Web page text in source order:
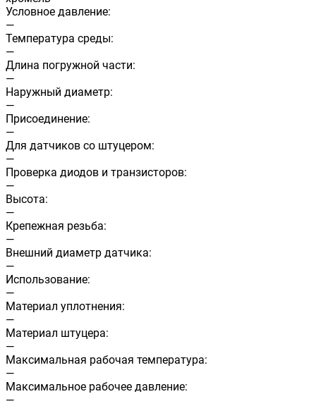
Условное давление:
—
Температура среды:
—
Длина погружной части:
—
Наружный диаметр:
—
Присоединение:
—
Для датчиков со штуцером:
—
Проверка диодов и транзисторов:
—
Высота:
—
Крепежная резьба:
—
Внешний диаметр датчика:
—
Использование:
—
Материал уплотнения:
—
Материал штуцера:
—
Максимальная рабочая температура:
—
Максимальное рабочее давление:
—